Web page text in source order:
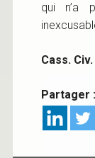
qui n’a
Cass.
Partager :